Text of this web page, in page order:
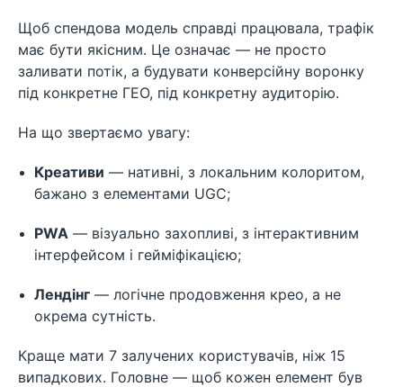
Щоб спендова модель справді працювала, трафік
має бути якісним. Це означає — не просто
заливати потік, а будувати конверсійну воронку
під конкретне ГЕО, під конкретну аудиторію.
На що звертаємо увагу:
Креативи — нативні, з локальним колоритом,
бажано з елементами UGC;
PWA — візуально захопливі, з інтерактивним
інтерфейсом і гейміфікацією;
Лендінг — логічне продовження крео, а не
окрема сутність.
Краще мати 7 залучених користувачів, ніж 15
випадкових. Головне — щоб кожен елемент був